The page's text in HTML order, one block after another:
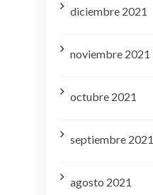
diciembre 2021
noviembre 2021
octubre 2021
septiembre 2021
agosto 2021